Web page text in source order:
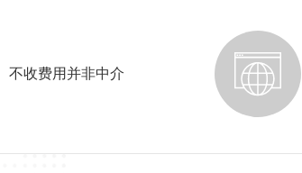
不收费用并非中介